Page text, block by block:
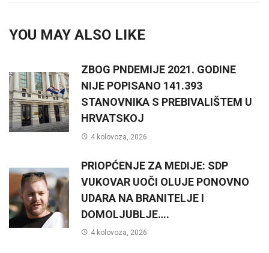
YOU MAY ALSO LIKE
ZBOG PNDEMIJE 2021. GODINE
NIJE POPISANO 141.393
STANOVNIKA S PREBIVALIŠTEM U
HRVATSKOJ
4 kolovoza, 2026
PRIOPĆENJE ZA MEDIJE: SDP
VUKOVAR UOČI OLUJE PONOVNO
UDARA NA BRANITELJE I
DOMOLJUBLJE….
4 kolovoza, 2026